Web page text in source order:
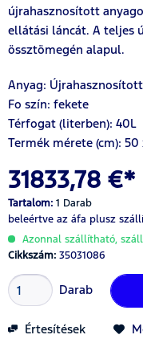
újrahasznosított
ellátási láncát. A teljes
össztömegén alapul.
Anyag:
Fo szín: fekete
Térfogat (literben): 40L
Termék mérete (cm): 50
31833,78 €*
Tartalom: 1 Darab
beleértve az áfa plusz
Azonnal szállítható,
Cikkszám: 35031086
Darab
Értesítések